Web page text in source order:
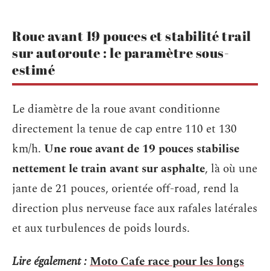
Roue avant 19 pouces et stabilité trail
sur autoroute : le paramètre sous-
estimé
Le diamètre de la roue avant conditionne
directement la tenue de cap entre 110 et 130
km/h. Une roue avant de 19 pouces stabilise
nettement le train avant sur asphalte, là où une
jante de 21 pouces, orientée off-road, rend la
direction plus nerveuse face aux rafales latérales
et aux turbulences de poids lourds.
Lire également :Moto Cafe race pour les longs